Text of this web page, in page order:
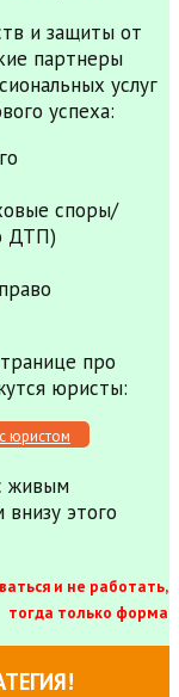
и защиты от
партнеры
услуг
успеха:
споры/
ДТП)
про
юристы:
юристом
живым
этого
и не работать,
тогда только форма